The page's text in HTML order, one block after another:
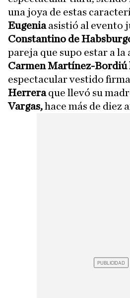
una joya de estas
Eugeniaasistió al evento
Constantino de
pareja que supo estar a la
Carmen Martínez-Bordiú
espectacular vestido
Herreraque llevó su
Vargas,hace más de diez